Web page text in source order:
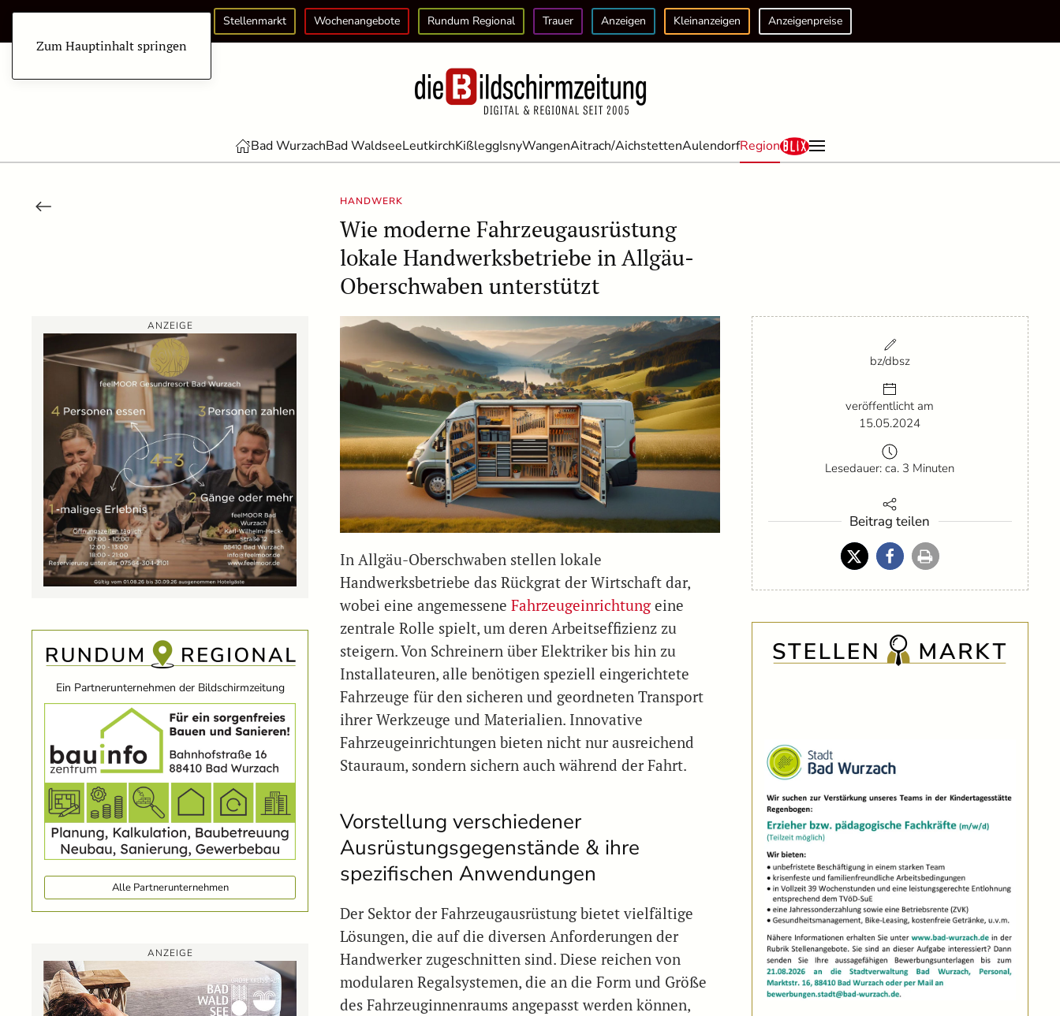
Zum Hauptinhalt springen
Stellenmarkt Wochenangebote Rundum Regional Trauer Anzeigen Kleinanzeigen Anzeigenpreise
Bad WurzachBad WaldseeLeutkirchKißleggIsnyWangenAitrach/AichstettenAulendorfRegion
HANDWERK
Wie moderne Fahrzeugausrüstung
lokale Handwerksbetriebe in Allgäu-
Oberschwaben unterstützt
ANZEIGE
Ein Partnerunternehmen der Bildschirmzeitung
Alle Partnerunternehmen
ANZEIGE
In Allgäu-Oberschwaben stellen lokale
Handwerksbetriebe das Rückgrat der Wirtschaft dar,
wobei eine angemesseneFahrzeugeinrichtungeine
zentrale Rolle spielt, um deren Arbeitseffizienz zu
steigern. Von Schreinern über Elektriker bis hin zu
Installateuren, alle benötigen speziell eingerichtete
Fahrzeuge für den sicheren und geordneten Transport
ihrer Werkzeuge und Materialien. Innovative
Fahrzeugeinrichtungen bieten nicht nur ausreichend
Stauraum, sondern sichern auch während der Fahrt.
Vorstellung verschiedener
Ausrüstungsgegenstände & ihre
spezifischen Anwendungen
Der Sektor der Fahrzeugausrüstung bietet vielfältige
Lösungen, die auf die diversen Anforderungen der
Handwerker zugeschnitten sind. Diese reichen von
modularen Regalsystemen, die an die Form und Größe
des Fahrzeuginnenraums angepasst werden können,
bz/dbsz
veröffentlicht am
15.05.2024
Lesedauer: ca. 3 Minuten
Beitrag teilen